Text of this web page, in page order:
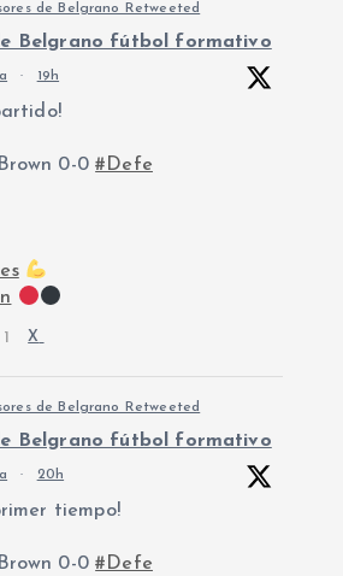
de Belgrano Retweeted
Belgrano fútbol formativo
· 19h
0-0#Defe
1 X
de Belgrano Retweeted
Belgrano fútbol formativo
· 20h
tiempo!
0-0#Defe